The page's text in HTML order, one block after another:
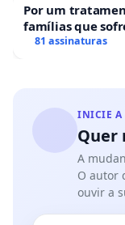
Por um
famílias que
hospitais
81 assinaturas
INICIE A
Quer
A
O autor
ouvir a